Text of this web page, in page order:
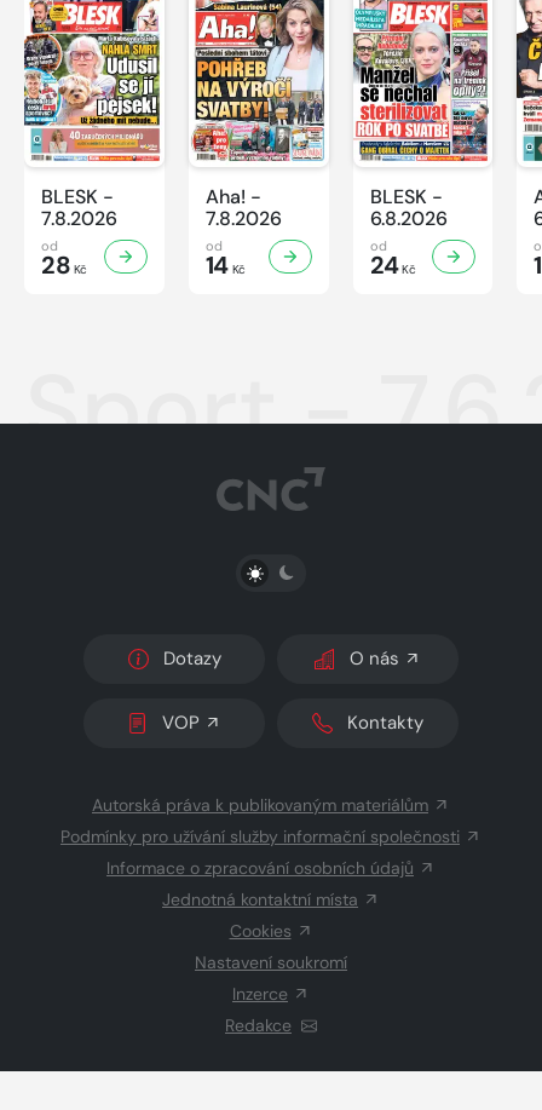
BLESK -
7.8.2026
od
28 Kč
Aha! -
7.8.2026
od
14Kč
BLESK -
6.8.2026
od
24Kč
Sport -
PŘEPNOUT SVĚTLÝ/TMAVÝ REŽIM
Dotazy O nás
VOP Kontakty
Autorská práva k publikovaným materiálům
Podmínky pro užívání služby informační společnosti
Informace o zpracování osobních údajů
Jednotná kontaktní místa
Cookies
Nastavení soukromí
Inzerce
Redakce